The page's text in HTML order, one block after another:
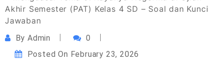
ByAdmin
0
Posted On February 23, 2026